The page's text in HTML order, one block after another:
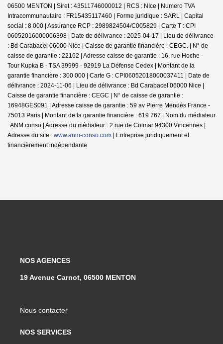
06500 MENTON | Siret : 43511746000012 | RCS : NIce | Numero TVA
Intracommunautaire : FR15435117460 | Forme juridique : SARL | Capital
social : 8 000 | Assurance RCP : 2989824504/C005829 | Carte T : CPI
06052016000006398 | Date de délivrance : 2025-04-17 | Lieu de délivrance
: Bd Carabacel 06000 Nice | Caisse de garantie financière : CEGC. | N° de
caisse de garantie : 22162 | Adresse caisse de garantie : 16, rue Hoche -
Tour Kupka B - TSA 39999 - 92919 La Défense Cedex | Montant de la
garantie financière : 300 000 | Carte G : CPI06052018000037411 | Date de
délivrance : 2024-11-06 | Lieu de délivrance : Bd Carabacel 06000 Nice |
Caisse de garantie financière : CEGC | N° de caisse de garantie :
16948GES091 | Adresse caisse de garantie : 59 av Pierre Mendès France -
75013 Paris | Montant de la garantie financière : 619 767 | Nom du médiateur
: ANM conso | Adresse du médiateur : 2 rue de Colmar 94300 Vincennes |
Adresse du site : www.anm-conso.com | Entreprise juridiquement et
financièrement indépendante
NOS AGENCES
19 Avenue Carnot, 06500 MENTON
Nous contacter
NOS SERVICES